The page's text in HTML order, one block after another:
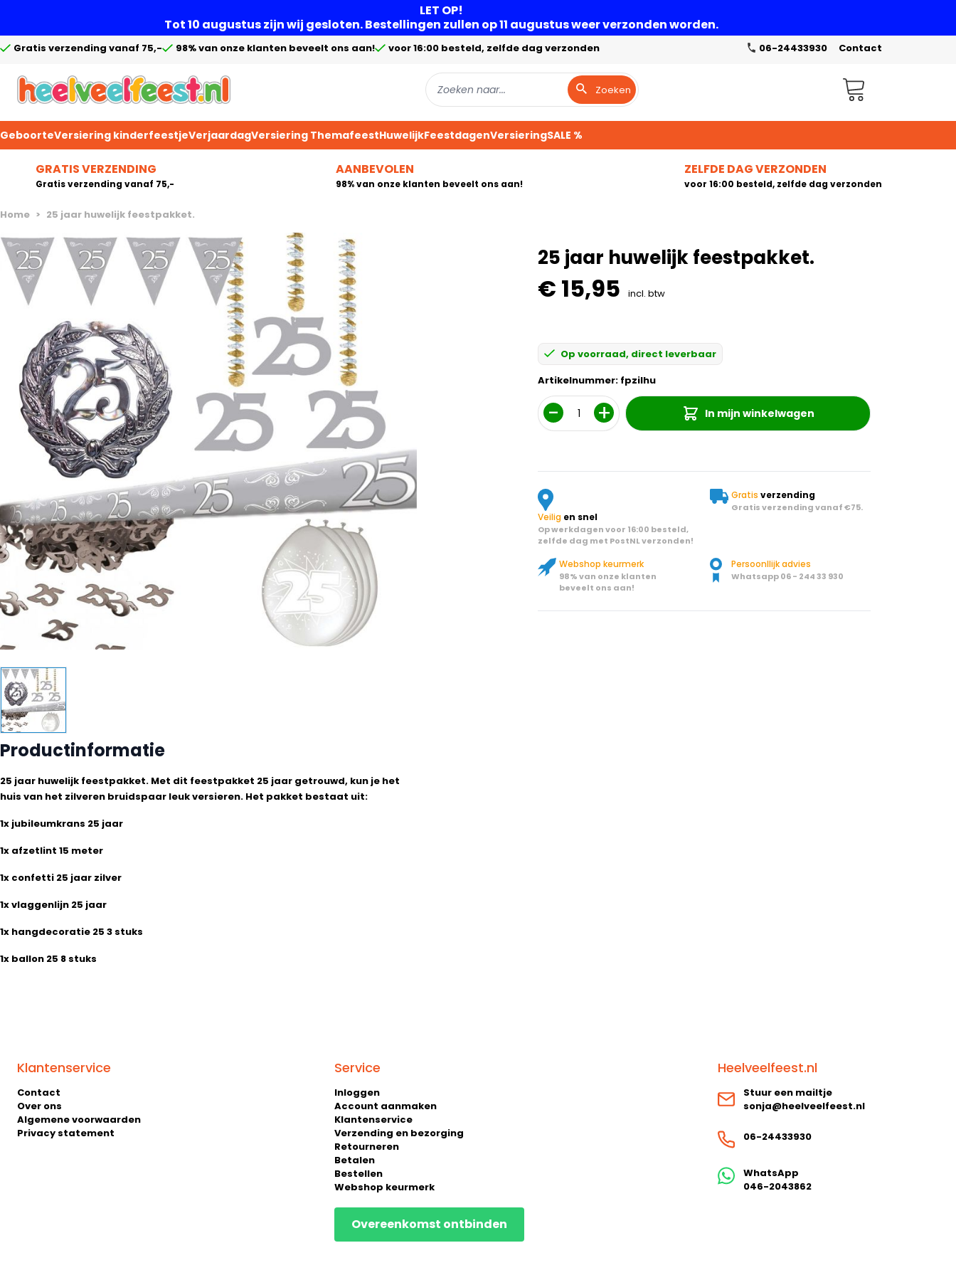
LET OP!
Tot 10 augustus zijn wij gesloten. Bestellingen zullen op 11 augustus weer verzonden worden.
Gratis verzending vanaf 75,- 98% van onze klanten beveelt ons aan! voor 16:00 besteld, zelfde dag verzonden 06-24433930 Contact
Zoeken Winkelwagen
GeboorteVersiering kinderfeestjeVerjaardagVersiering ThemafeestHuwelijkFeestdagenVersieringSALE %
GRATIS VERZENDING
Gratis verzending vanaf 75,-
AANBEVOLEN
98% van onze klanten beveelt ons aan!
ZELFDE DAG VERZONDEN
voor 16:00 besteld, zelfde dag verzonden
Home > 25 jaar huwelijk feestpakket.
25 jaar huwelijk feestpakket.
€ 15,95 incl. btw
Op voorraad, direct leverbaar
Artikelnummer: fpzilhu
Aantal
In mijn winkelwagen
Veilig en snel
Op werkdagen voor 16:00 besteld,
zelfde dag met PostNL verzonden!
Gratis verzending
Gratis verzending vanaf €75.
Webshop keurmerk
98% van onze klanten
beveelt ons aan!
Persoonllijk advies
Whatsapp 06 - 244 33 930
Productinformatie
25 jaar huwelijk feestpakket. Met dit feestpakket 25 jaar getrouwd, kun je het
huis van het zilveren bruidspaar leuk versieren. Het pakket bestaat uit:
1x jubileumkrans 25 jaar
1x afzetlint 15 meter
1x confetti 25 jaar zilver
1x vlaggenlijn 25 jaar
1x hangdecoratie 25 3 stuks
1x ballon 25 8 stuks
Klantenservice
Contact
Over ons
Algemene voorwaarden
Privacy statement
Service
Inloggen
Account aanmaken
Klantenservice
Verzending en bezorging
Retourneren
Betalen
Bestellen
Webshop keurmerk
Overeenkomst ontbinden
Heelveelfeest.nl
Stuur een mailtje
sonja@heelveelfeest.nl
06-24433930
WhatsApp
046-2043862